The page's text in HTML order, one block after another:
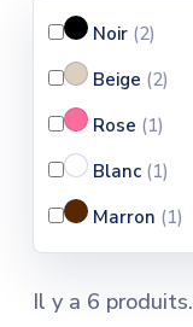
Noir (2)
Beige (2)
Rose (1)
Blanc (1)
Marron (1)
Il y a 6 produits.